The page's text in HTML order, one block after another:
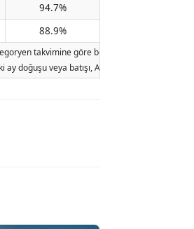
94.7%
88.9%
takvimine göre belirlenmiştir.
doğuşu veya batışı, Ay'ın yörünge hareketi